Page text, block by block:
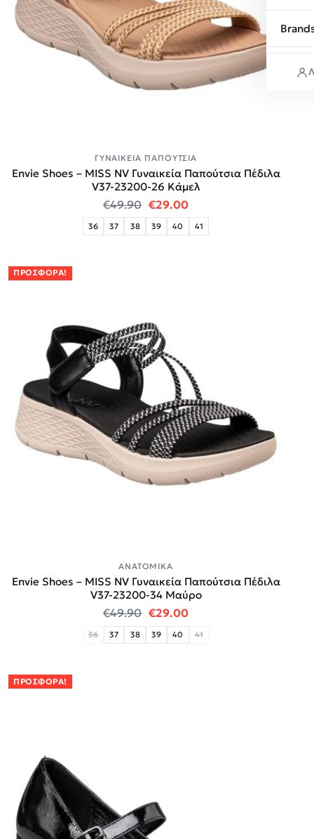
ΓΥΝΑΙΚΕΊΑ ΠΑΠΟΎΤΣΙΑ
Envie Shoes – MISS NV Γυναικεία Παπούτσια Πέδιλα
V37-23200-26 Κάμελ
€49.90 Original price was: €49.90.
€29.00Η τρέχουσα τιμή
36 37 38 39 40 41
ΠΡΟΣΦΟΡΆ!
ΑΝΑΤΟΜΙΚΆ
Envie Shoes – MISS NV Γυναικεία Παπούτσια Πέδιλα
V37-23200-34 Μαύρο
€49.90 Original price was: €49.90.
€29.00Η τρέχουσα τιμή
36 37 38 39 40 41
ΠΡΟΣΦΟΡΆ!